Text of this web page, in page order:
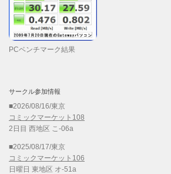
PCベンチマーク結果
サークル参加情報
■2026/08/16/東京
コミックマーケット108
2日目 西地区 こ-06a
■2025/08/17/東京
コミックマーケット106
日曜日 東地区 オ-51a